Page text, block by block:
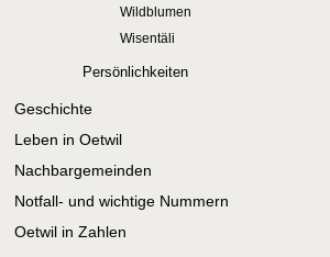
Wildblumen
Wisentäli
Persönlichkeiten
Geschichte
Leben in Oetwil
Nachbargemeinden
Notfall- und wichtige Nummern
Oetwil in Zahlen